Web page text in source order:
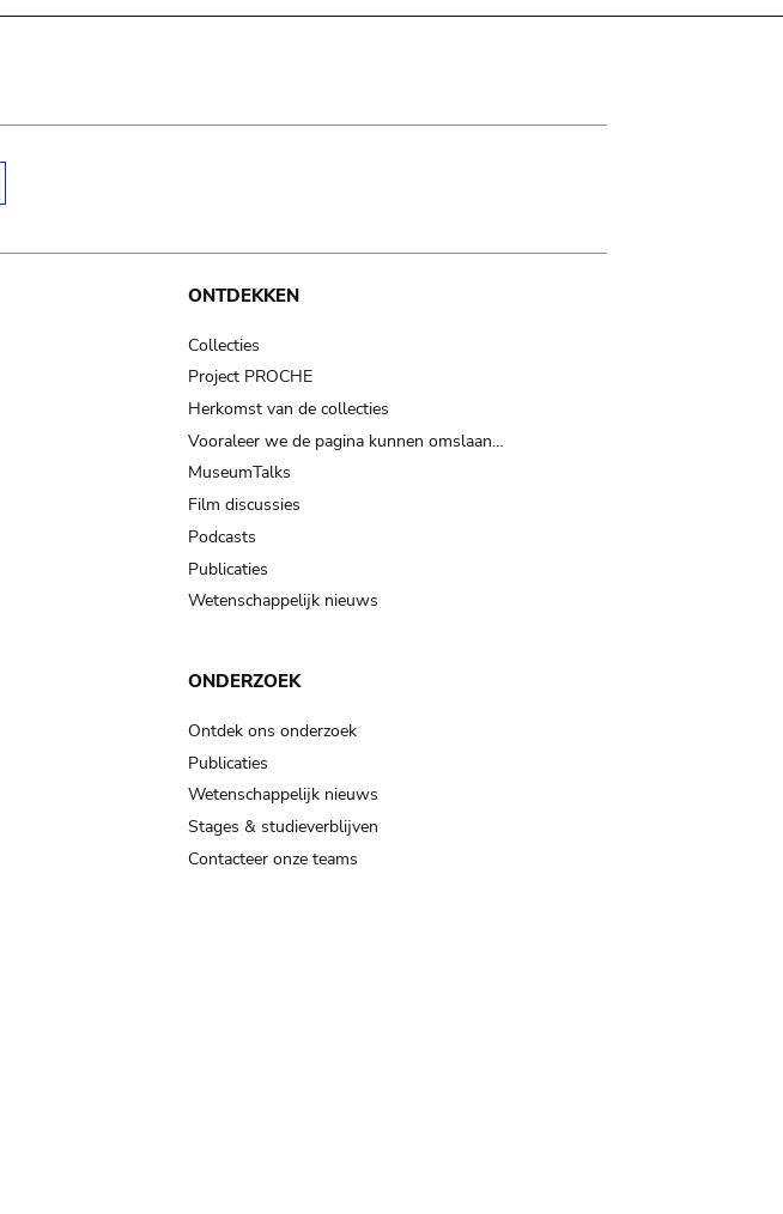
ONTDEKKEN
Collecties
Project PROCHE
Herkomst van de collecties
Vooraleer we de pagina kunnen omslaan…
MuseumTalks
Film discussies
Podcasts
Publicaties
Wetenschappelijk nieuws
ONDERZOEK
Ontdek ons onderzoek
Publicaties
Wetenschappelijk nieuws
Stages & studieverblijven
Contacteer onze teams